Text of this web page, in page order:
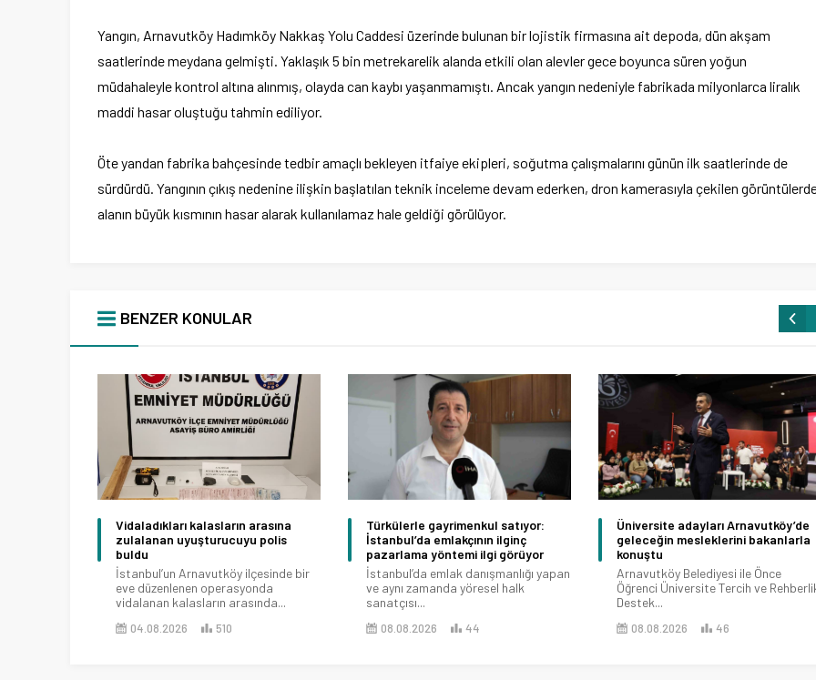
Yangın, Arnavutköy Hadımköy Nakkaş Yolu Caddesi üzerinde bulunan bir lojistik firmasına ait depoda, dün akşam
saatlerinde meydana gelmişti. Yaklaşık 5 bin metrekarelik alanda etkili olan alevler gece boyunca süren yoğun
müdahaleyle kontrol altına alınmış, olayda can kaybı yaşanmamıştı. Ancak yangın nedeniyle fabrikada milyonlarca liralık
maddi hasar oluştuğu tahmin ediliyor.
Öte yandan fabrika bahçesinde tedbir amaçlı bekleyen itfaiye ekipleri, soğutma çalışmalarını günün ilk saatlerinde de
sürdürdü. Yangının çıkış nedenine ilişkin başlatılan teknik inceleme devam ederken, dron kamerasıyla çekilen
alanın büyük kısmının hasar alarak kullanılamaz hale geldiği görülüyor.
BENZER KONULAR
Vidaladıkları kalasların arasına
zulalanan uyuşturucuyu polis
buldu
İstanbul’un Arnavutköy ilçesinde bir
eve düzenlenen operasyonda
vidalanan kalasların arasında...
04.08.2026 510
Türkülerle gayrimenkul satıyor:
İstanbul’da emlakçının ilginç
pazarlama yöntemi ilgi görüyor
İstanbul’da emlak danışmanlığı yapan
ve aynı zamanda yöresel halk
sanatçısı...
08.08.2026 44
Üniversite adayları Arnavutköy’de
geleceğin mesleklerini bakanlarla
konuştu
Arnavutköy Belediyesi ile Önce
Öğrenci Üniversite Tercih ve
Destek...
08.08.2026 46